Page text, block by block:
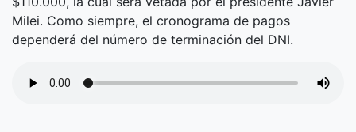
Milei. Como siempre, el cronograma de pagos
dependerá del número de terminación del DNI.